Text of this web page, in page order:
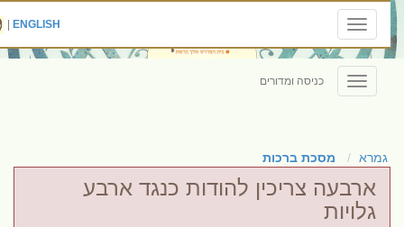
Toggle
navigation
ENGLISH
|
Toggle
navigation
כניסה ומדורים
גמרא מסכת ברכות
ארבעה צריכין להודות כנגד ארבע
גלויות